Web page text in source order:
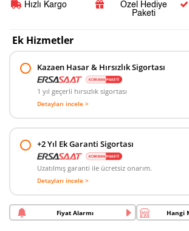
Hızlı Kargo
Özel Hediye
Paketi
Ek Hizmetler
Kazaen Hasar & Hırsızlık Sigortası
1 yıl geçerli hırsızlık sigortası
Detayları incele >
+2 Yıl Ek Garanti Sigortası
Uzatılmış garanti ile ücretsiz onarım.
Detayları incele >
Fiyat Alarmı Hangi